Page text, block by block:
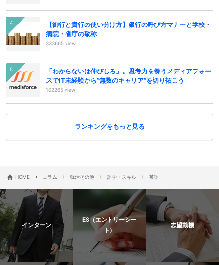
【御行と貴行の使い分け方】銀行の呼び方マナーと学校・
病院・省庁の敬称
333665 view
「わからないは伸びしろ」。思考力を養うメディアフォー
スでIT未経験から“無数のキャリア”を切り拓こう
102265 view
ランキングをもっと見る
HOME › コラム › 就活その他 › 語学・スキル › 英語
インターン
ES（エントリーシー
ト）
志望動機